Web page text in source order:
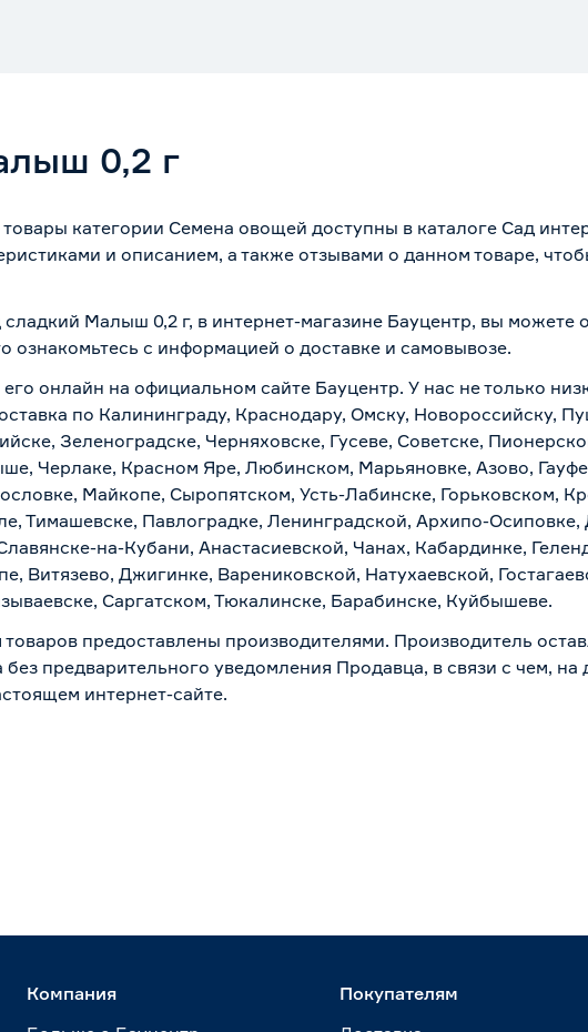
0,2 г
категории Семена овощей доступны в каталоге Сад
и описанием, а также отзывами о данном товаре,
Малыш 0,2 г, в интернет-магазине Бауцентр, вы можете
ознакомьтесь с информацией о доставке и самовывозе.
онлайн на официальном сайте Бауцентр. У нас не только
по Калининграду, Краснодару, Омску, Новороссийску,
Зеленоградске, Черняховске, Гусеве, Советске,
Черлаке, Красном Яре, Любинском, Марьяновке, Азово,
Майкопе, Сыропятском, Усть-Лабинске, Горьковском,
Тимашевске, Павлоградке, Ленинградской, Архипо-
на-Кубани, Анастасиевской, Чанах, Кабардинке,
Витязево, Джигинке, Варениковской, Натухаевской,
Саргатском, Тюкалинске, Барабинске, Куйбышеве.
предоставлены производителями. Производитель
предварительного уведомления Продавца, в связи с чем, на
интернет-сайте.
Компания
Покупателям